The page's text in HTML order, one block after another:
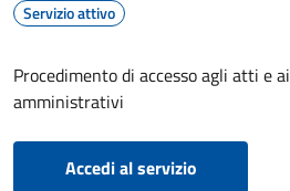
Servizio attivo
Procedimento di accesso agli atti e
amministrativi
Accedi al servizio